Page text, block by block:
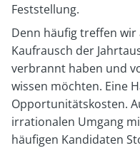
Feststellung.
Denn häufig treffen wir
Kaufrausch der
verbrannt haben und
wissen möchten. Eine
Opportunitätskosten.
irrationalen Umgang
häufigen Kandidaten